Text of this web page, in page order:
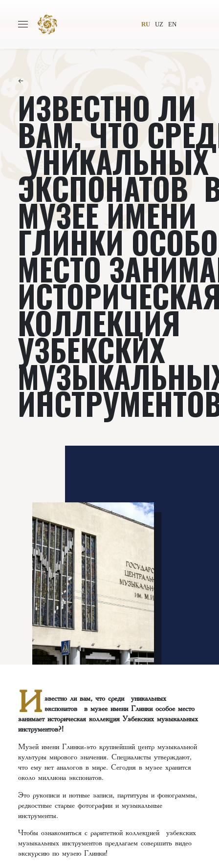
RU UZ EN
Авторы Всемирное общество
Издательство
Проекты
Книги Видеолекторий
←
ИЗВЕСТНО ЛИ
ВАМ, ЧТО
УНИКАЛЬНЫХ
ЭКСПОНАТОВ
МУЗЕЕ ИМЕНИ
ГЛИНКИ
МЕСТО
КОЛЛЕКЦИЯ
УЗБЕКСКИХ
И звестно ли вам, что среди уникальных
экспонатов в музее имени Глинки особое место
занимает историческая коллекция Узбекских музыкальных
инструментов?!
Музей имени Глинки-это крупнейший центр музыкальной
культуры мирового значения. Специалисты утверждают,
что ему нет аналогов в мире. Сегодня в музее хранится
около миллиона экспонатов.
Это рукописи и нотные записи, партитуры и фонограммы,
редкостные старые фотографии и музыкальные
инструменты.
Чтобы ознакомиться с раритетной коллекцией узбекских
музыкальных инструментов предлагаем совершить видео
экскурсию по музею Глинки!